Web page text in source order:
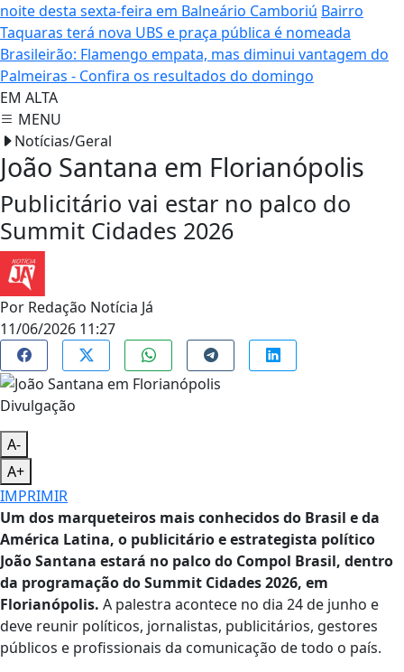
noite desta sexta-feira em Balneário Camboriú Bairro
Taquaras terá nova UBS e praça pública é nomeada
Brasileirão: Flamengo empata, mas diminui vantagem do
Palmeiras - Confira os resultados do domingo
EM ALTA
MENU
Notícias/Geral
João Santana em Florianópolis
Publicitário vai estar no palco do
Summit Cidades 2026
Por Redação Notícia Já
11/06/2026 11:27
Divulgação
A-
A+
IMPRIMIR
Um dos marqueteiros mais conhecidos do Brasil e da
América Latina, o publicitário e estrategista político
João Santana estará no palco do Compol Brasil, dentro
da programação do Summit Cidades 2026, em
Florianópolis. A palestra acontece no dia 24 de junho e
deve reunir políticos, jornalistas, publicitários, gestores
públicos e profissionais da comunicação de todo o país.